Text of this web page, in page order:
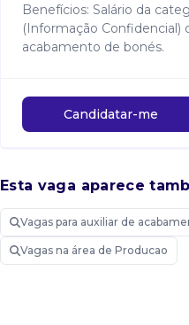
Benefícios: Salário da
(Informação Confidencial)
acabamento de bonés.
Candidatar-me
Esta vaga aparece
Vagas para auxiliar de
Vagas na área de Producao